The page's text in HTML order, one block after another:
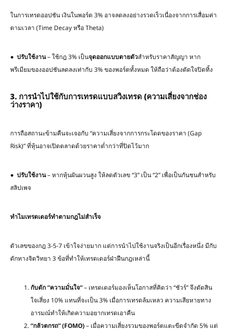
ในการเทรดออปชัน เงินในพอร์ต 3% อาจลดลงอย่างรวดเร็วเนื่องจากการเสื่อมค่า
ตามเวลา (Time Decay หรือ Theta)
● ปรับใช้งาน– ใช้กฎ 3% เป็นจุดออกแบบตายตัวสำหรับราคาสัญญา หาก
พรีเมียมของออปชันลดลงเท่ากับ 3% ของพอร์ตทั้งหมด ให้ถือว่าต้องตัดใจปิดทิ้ง
3. การนำไปใช้กับการเทรดแบบสวิงเทรด (ความเสี่ยงจากช่อง
ว่างราคา)
การถือสถานะข้ามคืนจะเจอกับ “ความเสี่ยงจากการกระโดดของราคา (Gap
Risk)” ที่หุ้นอาจเปิดตลาดด้วยราคาต่ำกว่าที่ปิดไว้มาก
● ปรับใช้งาน– หากหุ้นผันผวนสูง ให้ลดตัวเลข “3” เป็น “2” เพื่อเป็นกันชนสำหรับ
สลิปเพจ
ทำไมเทรดเดอร์ทำตามกฎไม่สำเร็จ
ตัวเลขของกฎ 3-5-7 เข้าใจง่ายมาก แต่การนำไปใช้งานจริงเป็นอีกเรื่องหนึ่ง มีกับ
ดักทางจิตวิทยา 3 ข้อที่ทำให้เทรดเดอร์ฝ่าฝืนกฎเหล่านี้
กับดัก“ความมั่นใจ“– เทรดเดอร์มองเห็นโอกาสที่คิดว่า “ชัวร์” จึงตัดสิน
ใจเสี่ยง 10% แทนที่จะเป็น 3% เมื่อการเทรดล้มเหลว ความเสียหายทาง
อารมณ์ทำให้เกิดความอยากเทรดเอาคืน
“กลัวตกรถ” (FOMO)– เมื่อความเสี่ยงรวมของพอร์ตแตะขีดจำกัด 5% แต่